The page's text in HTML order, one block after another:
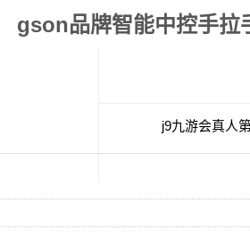
gson品牌智能中控手拉
j9九游会真人